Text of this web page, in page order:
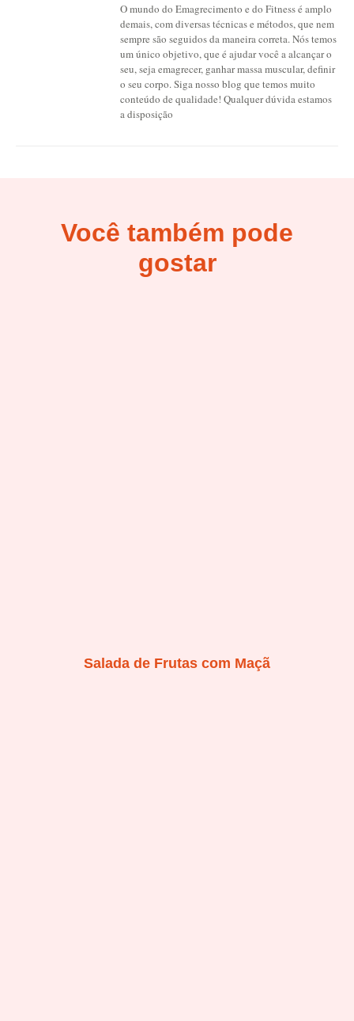
O mundo do Emagrecimento e do Fitness é amplo
demais, com diversas técnicas e métodos, que nem
sempre são seguidos da maneira correta. Nós temos
um único objetivo, que é ajudar você a alcançar o
seu, seja emagrecer, ganhar massa muscular, definir
o seu corpo. Siga nosso blog que temos muito
conteúdo de qualidade! Qualquer dúvida estamos
a disposição
Você também pode
gostar
Salada de Frutas com Maçã